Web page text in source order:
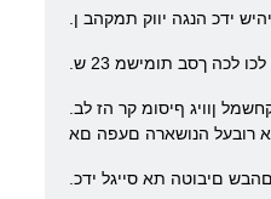
ידכ הנגה יווק תמקהב ן
ךסב תומישמ 23 ש
רובעל הנושארה םעפה םא
םיבוטה תא סייגל ידכ